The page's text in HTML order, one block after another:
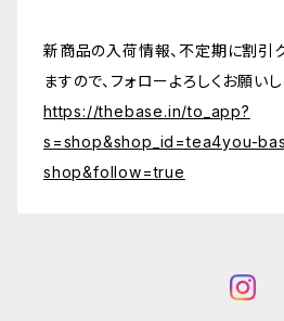
新商品の入荷情報、不定期に割引
ますので、フォローよろしくお願いし
https://thebase.in/to_app?
s=shop&shop_id=tea4you-
shop&follow=true